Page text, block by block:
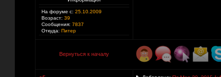
На форуме с: 25.10.2009
Возраст: 39
Сообщения: 7837
Откуда: Питер
Вернуться к началу